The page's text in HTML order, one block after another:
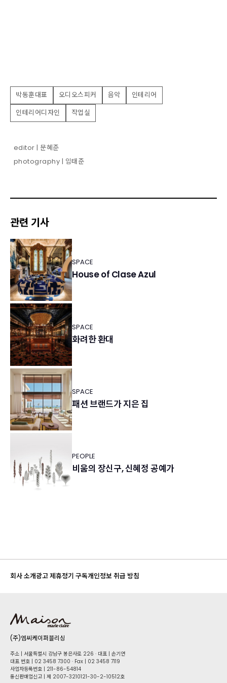
박동훈대표 오디오스피커 음악
인테리어
인테리어디자인
작업실
editor | 문혜준
photography | 임태준
관련 기사
SPACE
House of Clase Azul
SPACE
화려한 환대
SPACE
패션 브랜드가 지은 집
PEOPLE
비움의 장신구, 신혜정 공예가
회사 소개광고 제휴정기 구독개인정보 취급 방침
(주)엠씨케이퍼블리싱
주소 | 서울특별시 강남구 봉은사로 226 · 대표 | 손기연
대표 번호 | 02 34​58 7300 · Fax | 02 34​58 7119
사업자등록번호 | 211-86-5​4814
통신판매업신고 | 제 2007-3210121-30-2-10512호